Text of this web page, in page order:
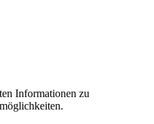
Informationen zu